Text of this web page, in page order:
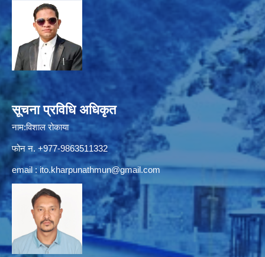
सूचना प्रविधि अधिकृत
नाम:विशाल रोकाया
फोन न. +977-9863511332
email : ito.kharpunathmun@gmail.com